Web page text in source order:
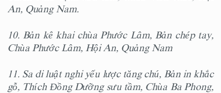
An, Quảng Nam.
10. Bản kê khai chùa Phước Lâm, Bản chép tay,
Chùa Phước Lâm, Hội An, Quảng Nam
11. Sa di luật nghi yếu lược tăng chú, Bản in khắc
gỗ, Thích Đồng Dưỡng sưu tầm, Chùa Ba Phong,